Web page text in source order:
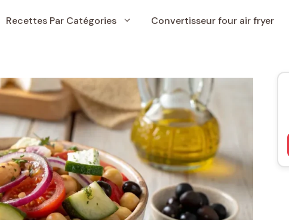
Recettes Par Catégories Convertisseur four air fryer